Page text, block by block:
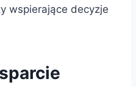
wspierające decyzje